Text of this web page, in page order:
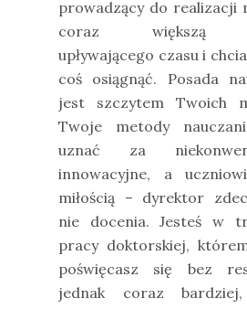
prowadzący do realizacji
coraz większą
upływającego czasu i
coś osiągnąć. Posada
jest szczytem Twoich
Twoje metody
uznać za
innowacyjne, a
miłością – dyrektor
nie docenia. Jesteś w
pracy doktorskiej,
poświęcasz się bez
jednak coraz